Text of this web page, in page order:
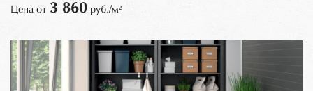
Цена от 3 860 руб./м²